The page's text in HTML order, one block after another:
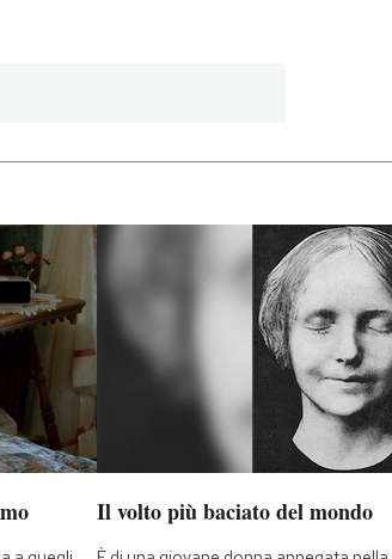
Il volto più baciato del mondo